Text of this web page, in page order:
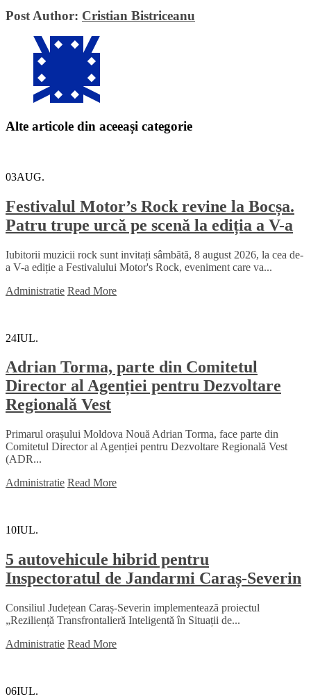
Post Author: Cristian Bistriceanu
Alte articole din aceeași categorie
03AUG.
Festivalul Motor’s Rock revine la Bocșa.
Patru trupe urcă pe scenă la ediția a V-a
Iubitorii muzicii rock sunt invitați sâmbătă, 8 august 2026, la cea de-
a V-a ediție a Festivalului Motor's Rock, eveniment care va...
Administratie Read More
24IUL.
Adrian Torma, parte din Comitetul
Director al Agenției pentru Dezvoltare
Regională Vest
Primarul orașului Moldova Nouă Adrian Torma, face parte din
Comitetul Director al Agenției pentru Dezvoltare Regională Vest
(ADR...
Administratie Read More
10IUL.
5 autovehicule hibrid pentru
Inspectoratul de Jandarmi Caraș-Severin
Consiliul Județean Caraș-Severin implementează proiectul
„Reziliență Transfrontalieră Inteligentă în Situații de...
Administratie Read More
06IUL.